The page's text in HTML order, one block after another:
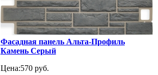
Фасадная панель Альта-Профиль
Камень Серый
Цена:570 руб.